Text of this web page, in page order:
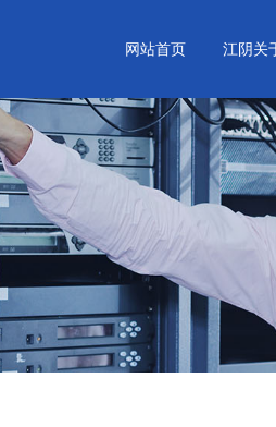
网站首页 江阴关